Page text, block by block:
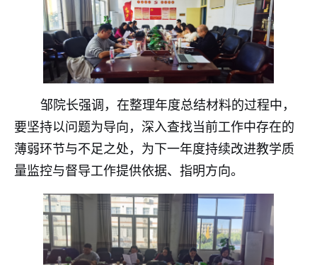
邹院长强调，在整理年度总结材料的过程中，
要坚持以问题为导向，深入查找当前工作中存在的
薄弱环节与不足之处，为下一年度持续改进教学质
量监控与督导工作提供依据、指明方向。